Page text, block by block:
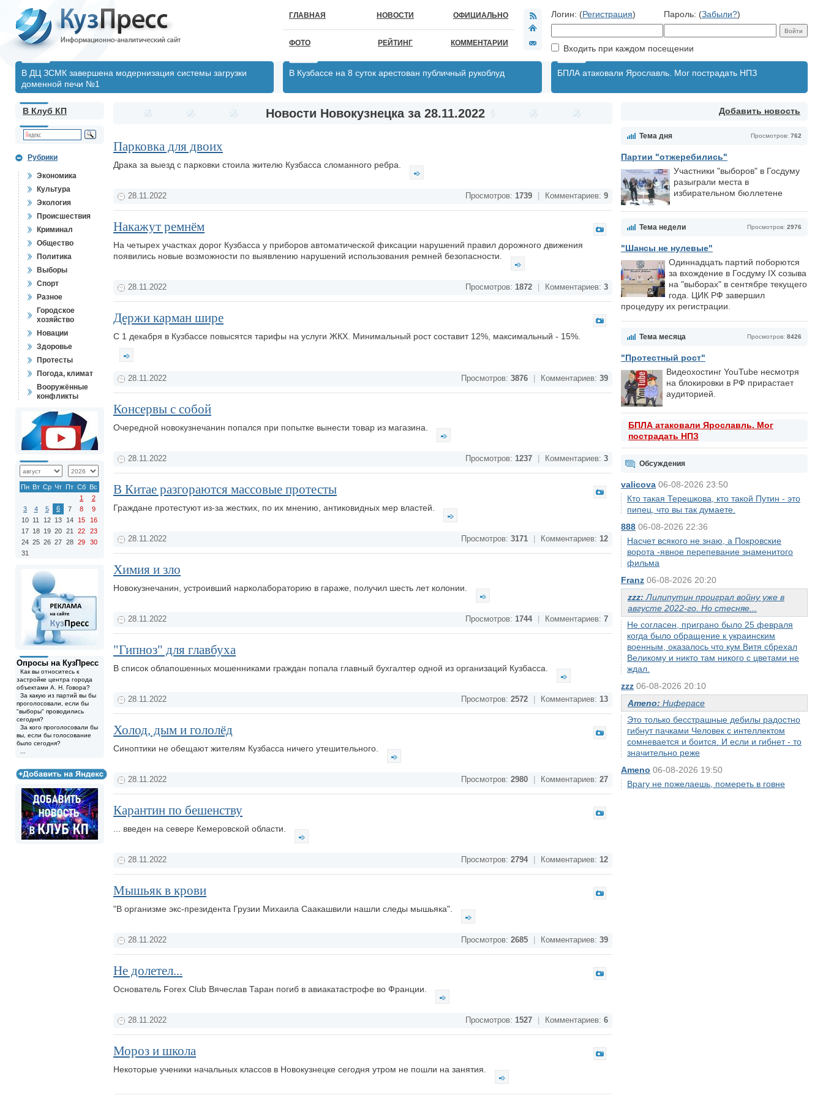
ГЛАВНАЯ НОВОСТИ ОФИЦИАЛЬНО
ФОТО РЕЙТИНГ КОММЕНТАРИИ
Логин: (Регистрация) Пароль: (Забыли?)
Входить при каждом посещении
В ДЦ ЗСМК завершена модернизация системы загрузки
доменной печи №1
В Кузбассе на 8 суток арестован публичный рукоблуд БПЛА атаковали Ярославль. Мог пострадать НПЗ
Добавить новость
Просмотров: 762
Тема дня
Партии "отжеребились"
Участники "выборов" в Госдуму
разыграли места в
избирательном бюллетене
Просмотров: 2976
Тема недели
"Шансы не нулевые"
Одиннадцать партий поборются
за вхождение в Госдуму IX созыва
на "выборах" в сентябре текущего
года. ЦИК РФ завершил
процедуру их регистрации.
Просмотров: 8426
Тема месяца
"Протестный рост"
Видеохостинг YouTube несмотря
на блокировки в РФ прирастает
аудиторией.
БПЛА атаковали Ярославль. Мог
пострадать НПЗ
Обсуждения
valicova 06-08-2026 23:50
Кто такая Терешкова, кто такой Путин - это
пипец, что вы так думаете.
888 06-08-2026 22:36
Насчет всякого не знаю, а Покровские
ворота -явное перепевание знаменитого
фильма
Franz 06-08-2026 20:20
zzz: Лилипутин проиграл войну уже в
августе 2022-го. Но стесняе...
Не согласен, приграно было 25 февраля
когда было обращение к украинским
военным, оказалось что кум Витя сбрехал
Великому и никто там никого с цветами не
ждал.
zzz 06-08-2026 20:10
Ameno: Ниферасе
Это только бесстрашные дебилы радостно
гибнут пачками Человек с интеллектом
сомневается и боится. И если и гибнет - то
значительно реже
Ameno 06-08-2026 19:50
Врагу не пожелаешь, помереть в говне
В Клуб КП
Рубрики
Экономика
Культура
Экология
Происшествия
Криминал
Общество
Политика
Выборы
Спорт
Разное
Городское
хозяйство
Новации
Здоровье
Протесты
Погода, климат
Вооружённые
конфликты
Пн Вт Ср Чт Пт Сб Вс
1
2
3
4 5 6 7 8
9
10 11 12 13 14 15
16
17 18 19 20 21 22
23
24 25 26 27 28 29
30
31
Опросы на КузПресс
Как вы относитесь к
застройке центра города
объектами А. Н. Говора?
За какую из партий вы бы
проголосовали, если бы
"выборы" проводились
сегодня?
За кого проголосовали бы
вы, если бы голосование
было сегодня?
Новости Новокузнецка за 28.11.2022
Парковка для двоих
Драка за выезд с парковки стоила жителю Кузбасса сломанного ребра.
28.11.2022 Просмотров: 1739 Комментариев: 9
Накажут ремнём
На четырех участках дорог Кузбасса у приборов автоматической фиксации нарушений правил дорожного движения
появились новые возможности по выявлению нарушений использования ремней безопасности.
28.11.2022 Просмотров: 1872 Комментариев: 3
Держи карман шире
С 1 декабря в Кузбассе повысятся тарифы на услуги ЖКХ. Минимальный рост составит 12%, максимальный - 15%.
28.11.2022 Просмотров: 3876 Комментариев: 39
Консервы с собой
Очередной новокузнечанин попался при попытке вынести товар из магазина.
28.11.2022 Просмотров: 1237 Комментариев: 3
В Китае разгораются массовые протесты
Граждане протестуют из-за жестких, по их мнению, антиковидных мер властей.
28.11.2022 Просмотров: 3171 Комментариев: 12
Химия и зло
Новокузнечанин, устроивший нарколабораторию в гараже, получил шесть лет колонии.
28.11.2022 Просмотров: 1744 Комментариев: 7
"Гипноз" для главбуха
В список облапошенных мошенниками граждан попала главный бухгалтер одной из организаций Кузбасса.
28.11.2022 Просмотров: 2572 Комментариев: 13
Холод, дым и гололёд
Синоптики не обещают жителям Кузбасса ничего утешительного.
28.11.2022 Просмотров: 2980 Комментариев: 27
Карантин по бешенству
... введен на севере Кемеровской области.
28.11.2022 Просмотров: 2794 Комментариев: 12
Мышьяк в крови
"В организме экс-президента Грузии Михаила Саакашвили нашли следы мышьяка".
28.11.2022 Просмотров: 2685 Комментариев: 39
Не долетел...
Основатель Forex Club Вячеслав Таран погиб в авиакатастрофе во Франции.
28.11.2022 Просмотров: 1527 Комментариев: 6
Мороз и школа
Некоторые ученики начальных классов в Новокузнецке сегодня утром не пошли на занятия.